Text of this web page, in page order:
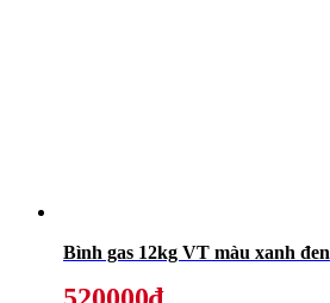
Bình gas 12kg VT màu xanh đen